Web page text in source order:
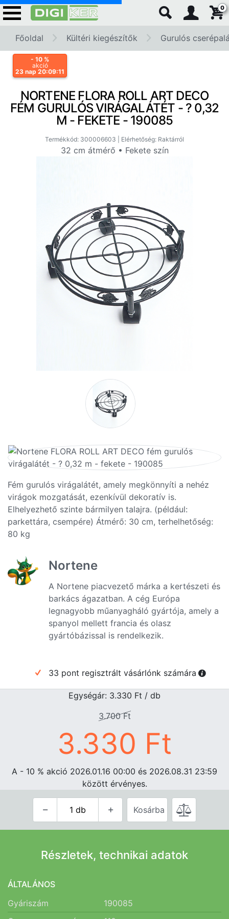
0
Főoldal Kültéri kiegészítők Gurulós
- 10 %
akció
23 nap 20:09:11
NORTENE FLORA ROLL ART DECO
FÉM GURULÓS VIRÁGALÁTÉT - ? 0,32
M - FEKETE - 190085
Termékkód: 300006603 | Elérhetőség: Raktárról
32 cm átmérő • Fekete szín
Fém gurulós virágalátét, amely megkönnyíti a nehéz
virágok mozgatását, ezenkívül dekoratív is.
Elhelyezhető szinte bármilyen talajra. (például:
parkettára, csempére) Átmérő: 30 cm, terhelhetőség:
80 kg
Nortene
A Nortene piacvezető márka a kertészeti és
barkács ágazatban. A cég Európa
legnagyobb műanyagháló gyártója, amely a
spanyol mellett francia és olasz
gyártóbázissal is rendelkezik.
33 pont regisztrált vásárlónk számára
Egységár: 3.330 Ft / db
3.700Ft
3.330 Ft
A - 10 % akció 2026.01.16 00:00 és 2026.08.31 23:59
között érvényes.
Kosárba
Részletek, technikai adatok
ÁLTALÁNOS
Gyáriszám
190085